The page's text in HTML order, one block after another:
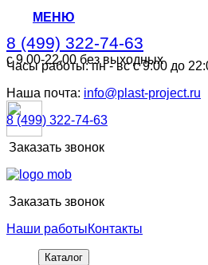
МЕНЮ
8 (499) 322-74-63
с 9.00-22.00 без выходных
8 (499) 322-74-63
с 9.00-22.00 без выходных
Часы работы: пн - вс с 9:00 до
Наша почта: info@plast-project.ru
8 (499) 322-74-63
Заказать звонок
Заказать звонок
Наши работыКонтакты
Каталог